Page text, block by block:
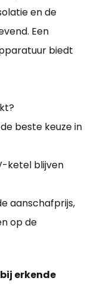
en de
Een
biedt
beste keuze in
ketel blijven
aanschafprijs,
op de
erkende